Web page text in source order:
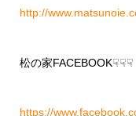
http://
松の家FACEBOOK☟☟☟
https://